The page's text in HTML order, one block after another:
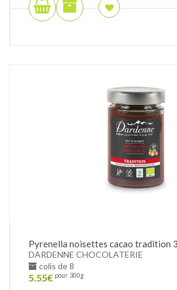
Pyrenella noisettes cacao tradition
DARDENNE CHOCOLATERIE
colis de 8
5.55€ pour 300g